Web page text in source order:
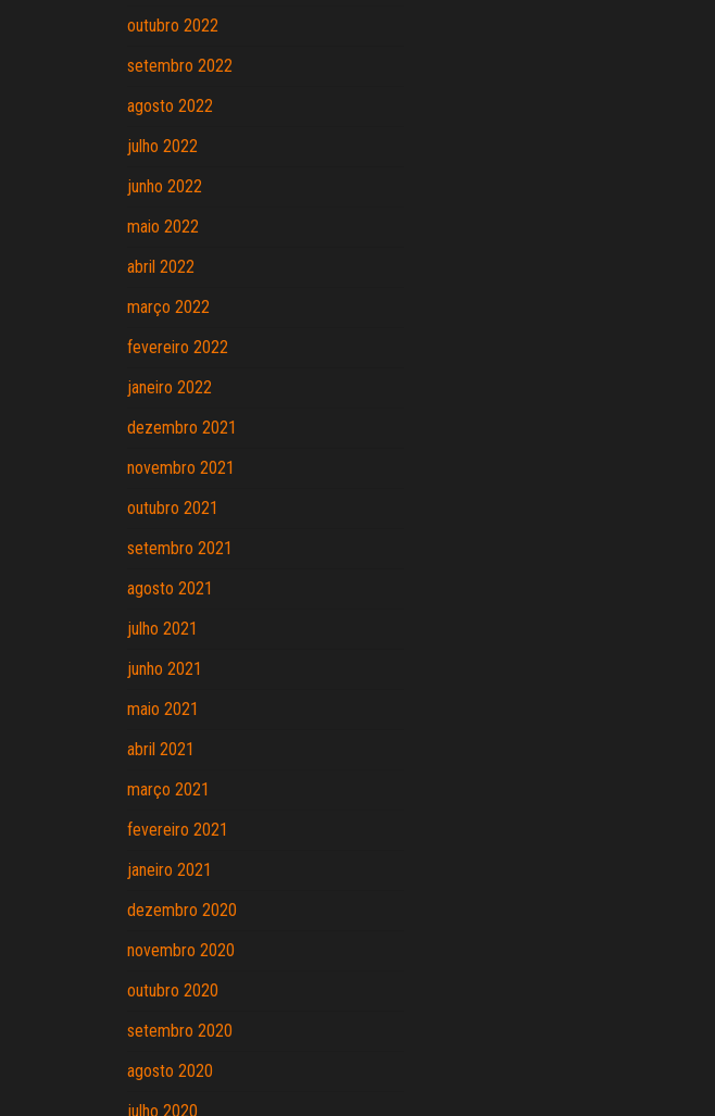
outubro 2022
setembro 2022
agosto 2022
julho 2022
junho 2022
maio 2022
abril 2022
março 2022
fevereiro 2022
janeiro 2022
dezembro 2021
novembro 2021
outubro 2021
setembro 2021
agosto 2021
julho 2021
junho 2021
maio 2021
abril 2021
março 2021
fevereiro 2021
janeiro 2021
dezembro 2020
novembro 2020
outubro 2020
setembro 2020
agosto 2020
julho 2020